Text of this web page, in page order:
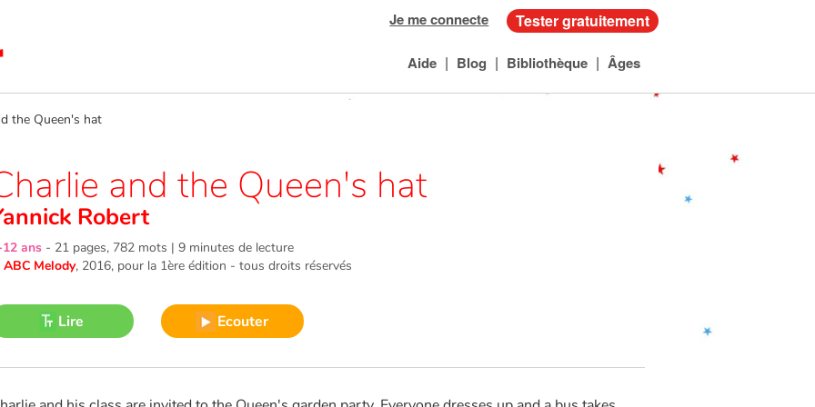
Je me connecte Tester gratuitement
Aide | Blog | Bibliothèque | Âges
the Queen's hat
and the Queen's hat
Robert
ans - 21 pages, 782 mots | 9 minutes de lecture
ABC Melody, 2016, pour la 1ère édition - tous droits réservés
Lire Ecouter